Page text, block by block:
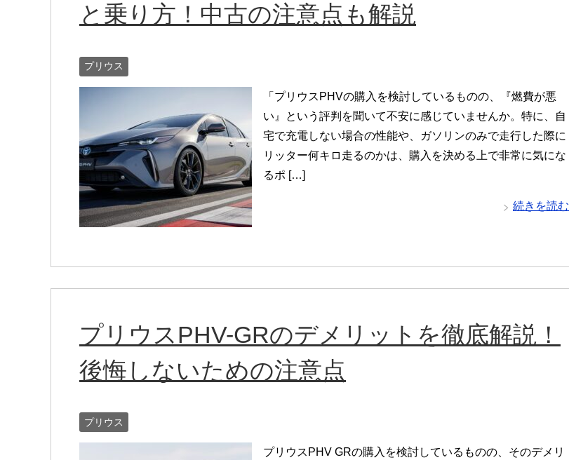
と乗り方！中古の注意点も解説
プリウス
「プリウスPHVの購入を検討しているものの、『燃費が悪
い』という評判を聞いて不安に感じていませんか。特に、自
宅で充電しない場合の性能や、ガソリンのみで走行した際に
リッター何キロ走るのかは、購入を決める上で非常に気にな
るポ […]
続きを読む
プリウスPHV-GRのデメリットを徹底解説！
後悔しないための注意点
プリウス
プリウスPHV GRの購入を検討しているものの、そのデメリ